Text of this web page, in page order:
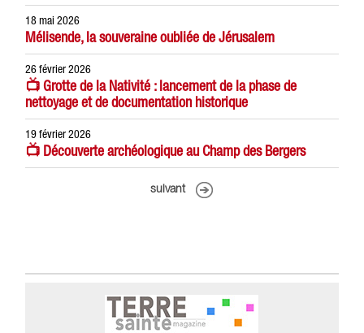
18 mai 2026
Mélisende, la souveraine oubliée de Jérusalem
26 février 2026
📺 Grotte de la Nativité : lancement de la phase de
nettoyage et de documentation historique
19 février 2026
📺 Découverte archéologique au Champ des Bergers
suivant